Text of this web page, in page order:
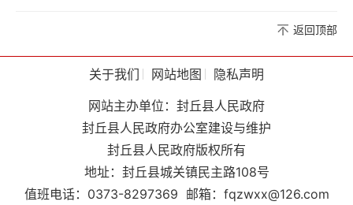
返回顶部
关于我们 网站地图
隐私声明
网站主办单位：封丘县人民政府
封丘县人民政府办公室建设与维护
封丘县人民政府版权所有
地址：封丘县城关镇民主路108号
值班电话：0373-8297369 邮箱：fqzwxx@126.com